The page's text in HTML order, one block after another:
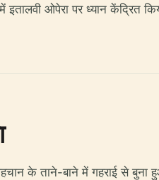
ओपेरा पर ध्यान केंद्रित
के ताने-बाने में गहराई से